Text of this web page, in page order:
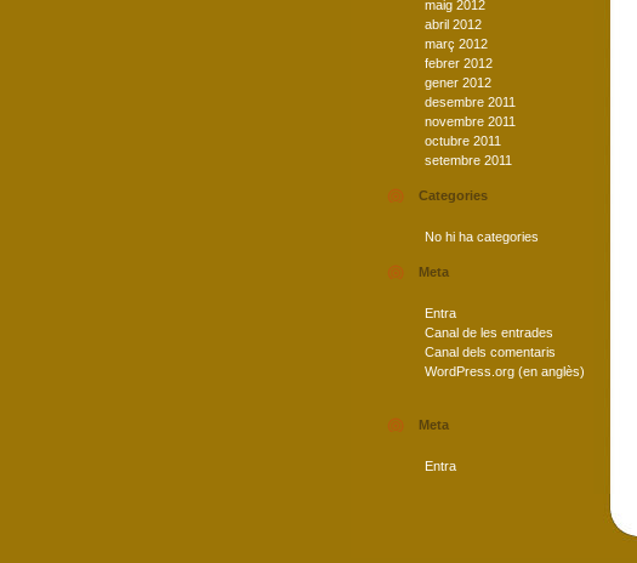
maig 2012
abril 2012
març 2012
febrer 2012
gener 2012
desembre 2011
novembre 2011
octubre 2011
setembre 2011
Categories
No hi ha categories
Meta
Entra
Canal de les entrades
Canal dels comentaris
WordPress.org (en anglès)
Meta
Entra